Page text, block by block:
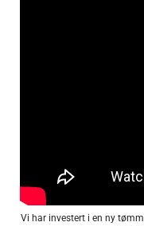
Vi har investert i en ny